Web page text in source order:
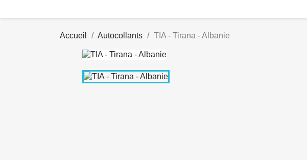
Accueil Autocollants TIA - Tirana - Albanie